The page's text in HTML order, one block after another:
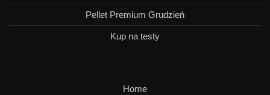
Pellet Premium Grudzień
Kup na testy
Home